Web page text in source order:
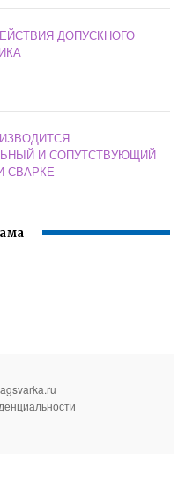
ДОПУСКНОГО
И СОПУТСТВУЮЩИЙ
СВАРКЕ